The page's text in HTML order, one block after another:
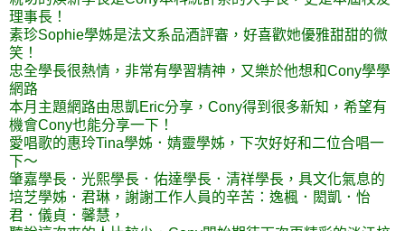
理事長！
素珍Sophie學姊是法文系品酒評審，好喜歡她優雅甜甜的微
笑！
忠全學長很熱情，非常有學習精神，又樂於他想和Cony學學
網路
本月主題網路由思凱Eric分享，Cony得到很多新知，希望有
機會Cony也能分享一下！
愛唱歌的惠玲Tina學姊．婧靈學姊，下次好好和二位合唱一
下～
肇嘉學長．光熙學長．佑達學長．清祥學長，具文化氣息的
培芝學姊．君琳，謝謝工作人員的辛苦：逸楓．閎凱．怡
君．儀貞．馨慧，